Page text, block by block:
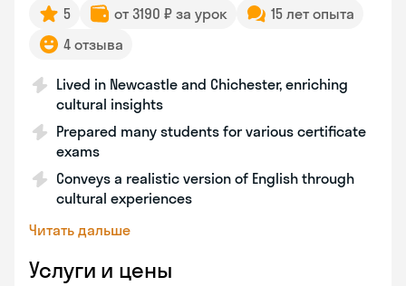
5 от 3190 ₽ за урок
15 лет опыта
4 отзыва
Lived in Newcastle and Chichester, enriching
cultural insights
Prepared many students for various certificate
exams
Conveys a realistic version of English through
cultural experiences
Читать дальше
Услуги и цены